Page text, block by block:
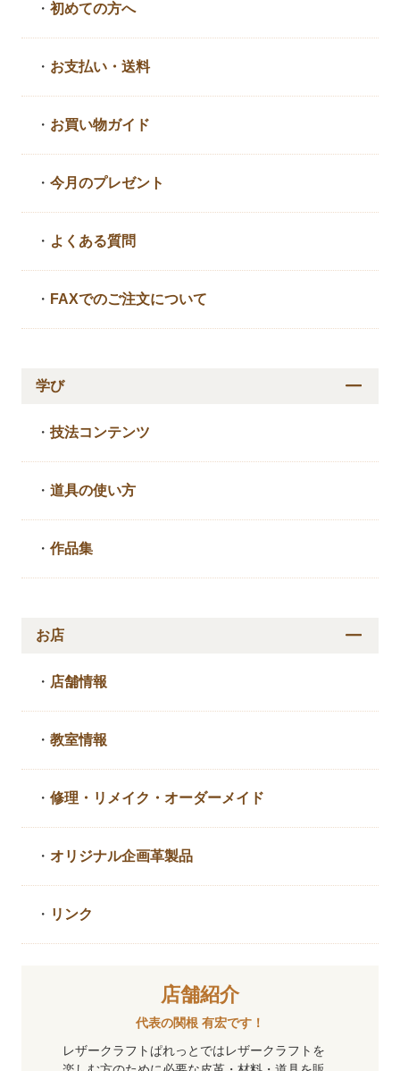
・初めての方へ
・ お支払い・送料
・ お買い物ガイド
・今月のプレゼント
・ よくある質問
・ FAXでのご注文について
学び
・技法コンテンツ
・道具の使い方
・作品集
お店
・ 店舗情報
・教室情報
・修理・リメイク・ オーダーメイド
・ オリジナル企画革製品
・ リンク
店舗紹介
代表の関根 有宏です！
レザークラフトぱれっとではレザークラフトを